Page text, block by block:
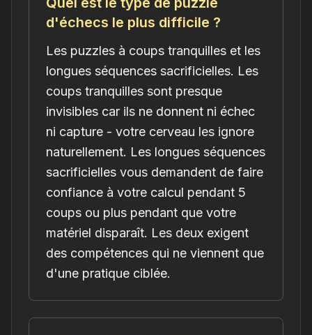
d'échecs le plus difficile ?
Les puzzles à coups tranquilles et les
longues séquences sacrificielles. Les
coups tranquilles sont presque
invisibles car ils ne donnent ni échec
ni capture - votre cerveau les ignore
naturellement. Les longues séquences
sacrificielles vous demandent de faire
confiance à votre calcul pendant 5
coups ou plus pendant que votre
matériel disparaît. Les deux exigent
des compétences qui ne viennent que
d'une pratique ciblée.